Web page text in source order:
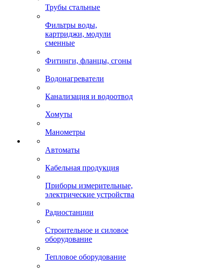
Трубы стальные
Фильтры воды,
картриджи, модули
сменные
Фитинги, фланцы, сгоны
Водонагреватели
Канализация и водоотвод
Хомуты
Манометры
Автоматы
Кабельная продукция
Приборы измерительные,
электрические устройства
Радиостанции
Строительное и силовое
оборудование
Тепловое оборудование